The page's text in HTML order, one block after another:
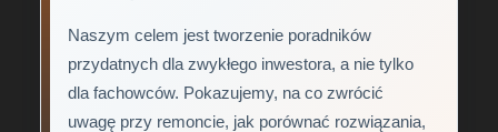
Naszym celem jest tworzenie poradników
przydatnych dla zwykłego inwestora, a nie tylko
dla fachowców. Pokazujemy, na co zwrócić
uwagę przy remoncie, jak porównać rozwiązania,